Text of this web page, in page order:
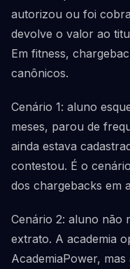
autorizou ou foi
devolve o valor ao
Em fitness,
canônicos.
Cenário 1: aluno
meses, parou de
ainda estava
contestou. É o
dos chargebacks em
Cenário 2: aluno não
extrato. A academia
AcademiaPower,